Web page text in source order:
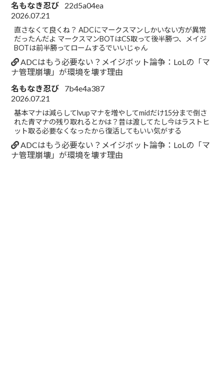
名もなき忍び
22d5a04ea
2026.07.21
直さなくて良くね？ ADCにマークスマンしかいない方が異常
だったんだよ マークスマンBOTはCS取って後半勝つ、メイジ
BOTは前半勝ってロームするでいいじゃん
ADCはもう必要ない？メイジボット論争：LoLの「マ
ナ管理崩壊」が環境を壊す理由
名もなき忍び
7b4e4a387
2026.07.21
基本マナは減らしてlvupマナを増やしてmidだけ15分まで倒さ
れた青マナの残り取れるとかは？昔は渡してたし今はラストヒ
ット取る必要なくなったから復活してもいい気がする
ADCはもう必要ない？メイジボット論争：LoLの「マ
ナ管理崩壊」が環境を壊す理由